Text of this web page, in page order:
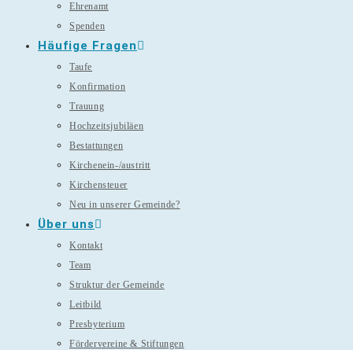
Ehrenamt
Spenden
Häufige Fragen
Taufe
Konfirmation
Trauung
Hochzeitsjubiläen
Bestattungen
Kirchenein-/austritt
Kirchensteuer
Neu in unserer Gemeinde?
Über uns
Kontakt
Team
Struktur der Gemeinde
Leitbild
Presbyterium
Fördervereine & Stiftungen